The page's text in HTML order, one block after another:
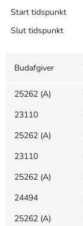
Start tidspunkt
Slut tidspunkt
Budafgiver
25262 (A)
23110
25262 (A)
23110
25262 (A)
24494
25262 (A)